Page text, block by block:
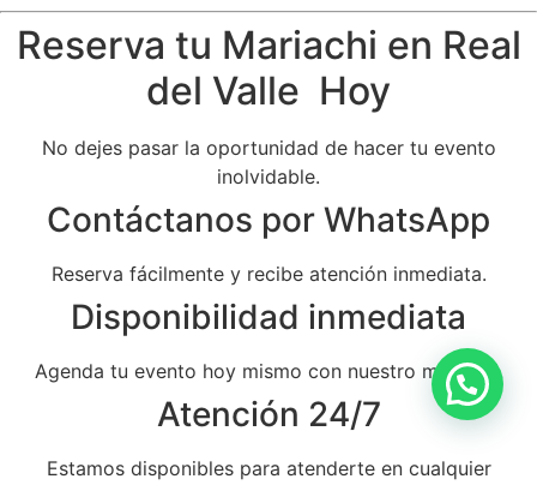
Reserva tu Mariachi en Real
del Valle Hoy
No dejes pasar la oportunidad de hacer tu evento
inolvidable.
Contáctanos por WhatsApp
Reserva fácilmente y recibe atención inmediata.
Disponibilidad inmediata
Agenda tu evento hoy mismo con nuestro mariachi.
Atención 24/7
Estamos disponibles para atenderte en cualquier